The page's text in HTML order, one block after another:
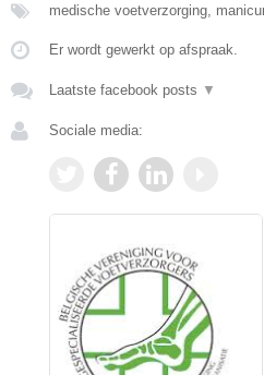
medische voetverzorging,
Er wordt gewerkt op afspraak.
Laatste facebook posts ▼
Sociale media: